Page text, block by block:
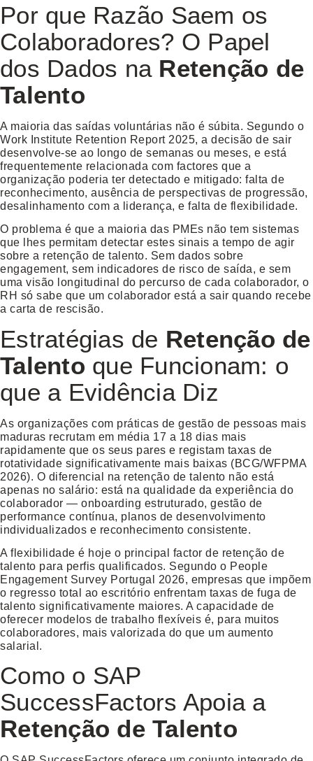
Por que Razão Saem os
Colaboradores? O Papel
dos Dados na Retenção de
Talento
A maioria das saídas voluntárias não é súbita. Segundo o
Work Institute Retention Report 2025, a decisão de sair
desenvolve-se ao longo de semanas ou meses, e está
frequentemente relacionada com factores que a
organização poderia ter detectado e mitigado: falta de
reconhecimento, ausência de perspectivas de progressão,
desalinhamento com a liderança, e falta de flexibilidade.
O problema é que a maioria das PMEs não tem sistemas
que lhes permitam detectar estes sinais a tempo de agir
sobre a retenção de talento. Sem dados sobre
engagement, sem indicadores de risco de saída, e sem
uma visão longitudinal do percurso de cada colaborador, o
RH só sabe que um colaborador está a sair quando recebe
a carta de rescisão.
Estratégias de Retenção de
Talento que Funcionam: o
que a Evidência Diz
As organizações com práticas de gestão de pessoas mais
maduras recrutam em média 17 a 18 dias mais
rapidamente que os seus pares e registam taxas de
rotatividade significativamente mais baixas (BCG/WFPMA
2026). O diferencial na retenção de talento não está
apenas no salário: está na qualidade da experiência do
colaborador — onboarding estruturado, gestão de
performance contínua, planos de desenvolvimento
individualizados e reconhecimento consistente.
A flexibilidade é hoje o principal factor de retenção de
talento para perfis qualificados. Segundo o People
Engagement Survey Portugal 2026, empresas que impõem
o regresso total ao escritório enfrentam taxas de fuga de
talento significativamente maiores. A capacidade de
oferecer modelos de trabalho flexíveis é, para muitos
colaboradores, mais valorizada do que um aumento
salarial.
Como o SAP
SuccessFactors Apoia a
Retenção de Talento